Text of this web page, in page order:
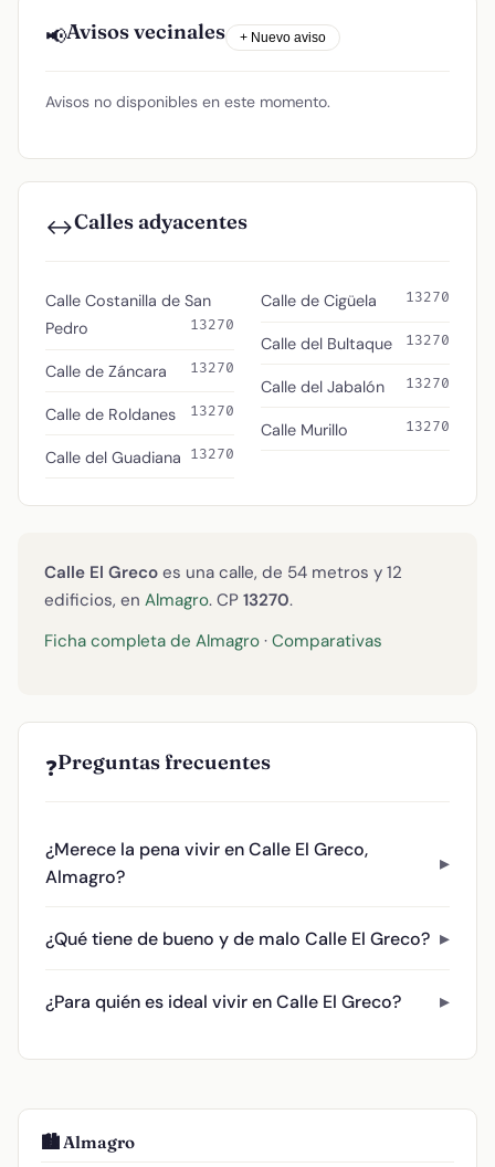
📢Avisos vecinales + Nuevo aviso
Avisos no disponibles en este momento.
↔️Calles adyacentes
Calle Costanilla de San
Pedro
13270
Calle de Záncara 13270
Calle de Roldanes 13270
Calle del Guadiana 13270
Calle de Cigüela 13270
Calle del Bultaque 13270
Calle del Jabalón 13270
Calle Murillo 13270
Calle El Greco es una calle, de 54 metros y 12
edificios, en Almagro. CP 13270.
Ficha completa de Almagro · Comparativas
❓Preguntas frecuentes
¿Merece la pena vivir en Calle El Greco,
Almagro?
¿Qué tiene de bueno y de malo Calle El Greco?
¿Para quién es ideal vivir en Calle El Greco?
🏙️ Almagro